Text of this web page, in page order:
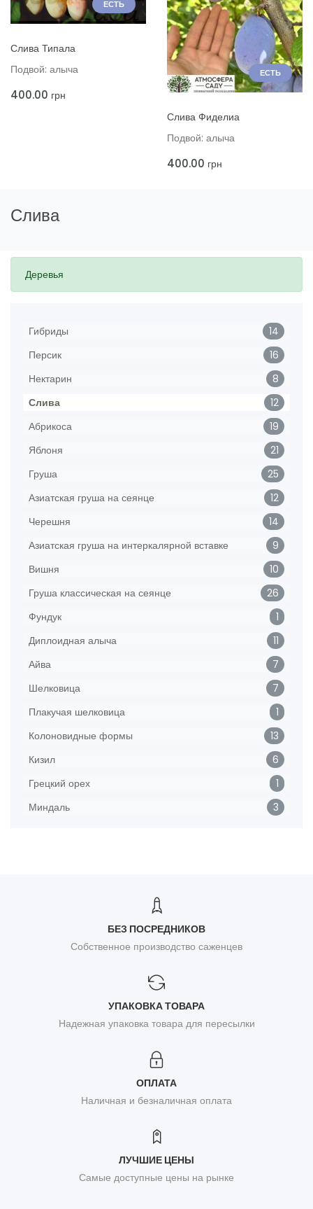
Деревья
Гибриды
14
Персик
16
Нектарин
8
Слива
12
Абрикоса
19
Яблоня
21
Груша
25
Азиатская груша на сеянце
12
Черешня
14
Азиатская груша на интеркалярной вставке
9
Вишня
10
Груша классическая на сеянце
26
Фундук
1
Диплоидная алыча
11
Айва
7
Шелковица
7
Плакучая шелковица
1
Колоновидные формы
13
Кизил
6
Грецкий орех
1
Миндаль
3
ЕСТЬ
Слива Типала
Подвой: алыча
400.00 грн
ЕСТЬ
Слива Фиделиа
Подвой: алыча
400.00 грн
Слива
БЕЗ ПОСРЕДНИКОВ
Собственное производство саженцев
УПАКОВКА ТОВАРА
Надежная упаковка товара для пересылки
ОПЛАТА
Наличная и безналичная оплата
ЛУЧШИЕ ЦЕНЫ
Самые доступные цены на рынке